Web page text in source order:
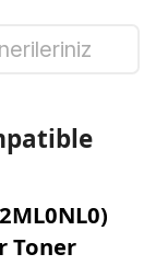
Toner